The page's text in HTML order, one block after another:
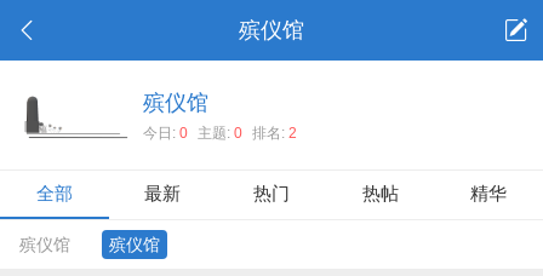
殡仪馆
殡仪馆
今日: 0 主题: 0 排名: 2
全部 最新 热门 热帖 精华
殡仪馆 殡仪馆